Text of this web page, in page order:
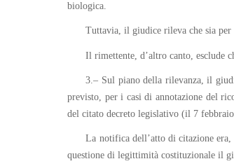
biologica.
Tuttavia, il giudice rileva che sia
Il rimettente, d’altro canto, esclude
3.– Sul piano della rilevanza, il
previsto, per i casi di annotazione del
del citato decreto legislativo (il 7 febbraio
La notifica dell’atto di citazione
questione di legittimità costituzionale il